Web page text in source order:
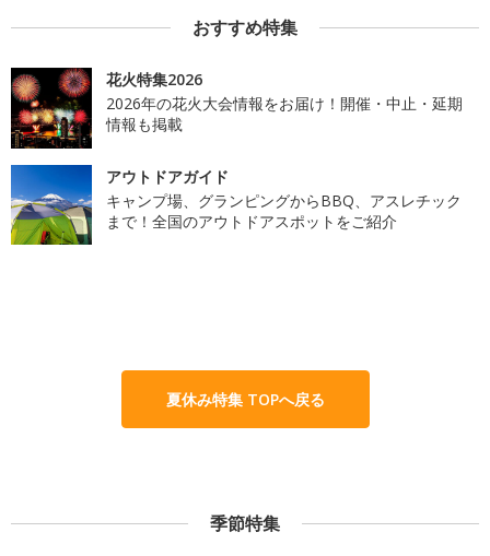
おすすめ特集
花火特集2026
2026年の花火大会情報をお届け！開催・中止・延期
情報も掲載
アウトドアガイド
キャンプ場、グランピングからBBQ、アスレチック
まで！全国のアウトドアスポットをご紹介
夏休み特集 TOPへ戻る
季節特集